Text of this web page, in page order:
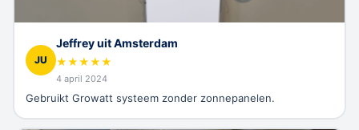
JU
Jeffrey uit Amsterdam
★★★★★
4 april 2024
Gebruikt Growatt systeem zonder zonnepanelen.